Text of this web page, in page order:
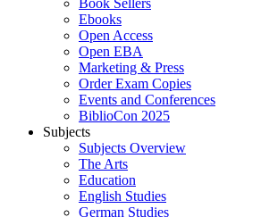
Book Sellers
Ebooks
Open Access
Open EBA
Marketing & Press
Order Exam Copies
Events and Conferences
BiblioCon 2025
Subjects
Subjects Overview
The Arts
Education
English Studies
German Studies